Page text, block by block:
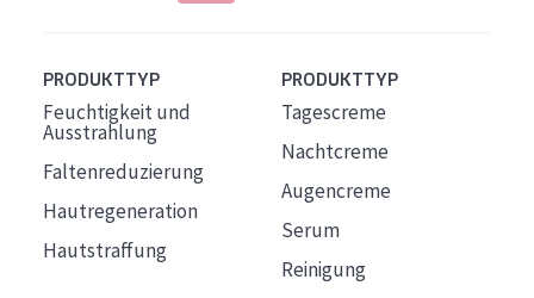
PRODUKTTYP
Feuchtigkeit und
Ausstrahlung
Faltenreduzierung
Hautregeneration
Hautstraffung
PRODUKTTYP
Tagescreme
Nachtcreme
Augencreme
Serum
Reinigung